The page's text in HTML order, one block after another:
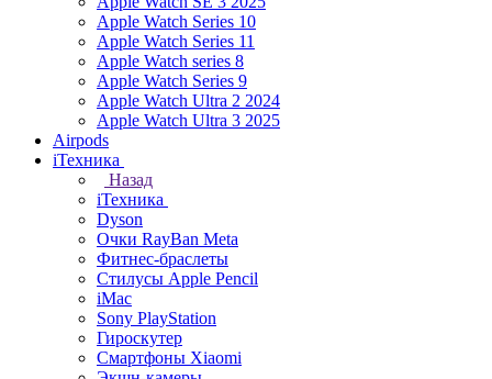
Apple Watch Series 10
Apple Watch Series 11
Apple Watch series 8
Apple Watch Series 9
Apple Watch Ultra 2 2024
Apple Watch Ultra 3 2025
Airpods
iТехника
Назад
iТехника
Dyson
Очки RayBan Meta
Фитнес-браслеты
Стилусы Apple Pencil
iMac
Sony PlayStation
Гироскутер
Смартфоны Xiaomi